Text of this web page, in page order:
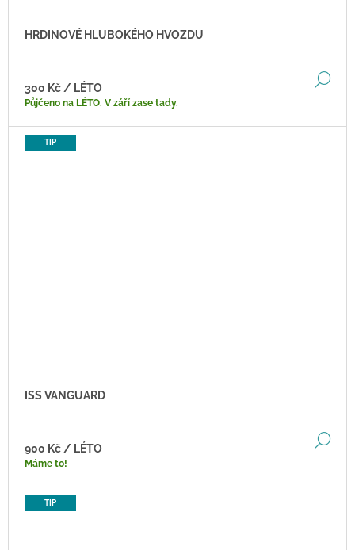
HRDINOVÉ HLUBOKÉHO HVOZDU
300 Kč / LÉTO
Půjčeno na LÉTO. V září zase tady.
TIP
ISS VANGUARD
900 Kč / LÉTO
Máme to!
TIP